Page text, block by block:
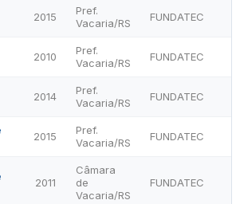
2015
Pref.
Vacaria/RS
FUNDATEC
2010
Pref.
Vacaria/RS
FUNDATEC
2014
Pref.
Vacaria/RS
FUNDATEC
2015
Pref.
Vacaria/RS
FUNDATEC
2011
Câmara
de
Vacaria/RS
FUNDATEC